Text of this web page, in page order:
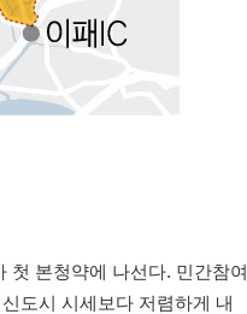
첫 본청약에 나선다. 민간참여
도시 시세보다 저렴하게 내